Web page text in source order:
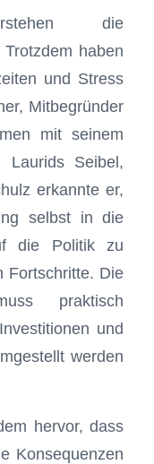
die
haben
und Stress
Mitbegründer
mit seinem
Laurids Seibel,
erkannte er,
selbst in die
die Politik zu
Fortschritte. Die
praktisch
und
werden
hervor, dass
Konsequenzen